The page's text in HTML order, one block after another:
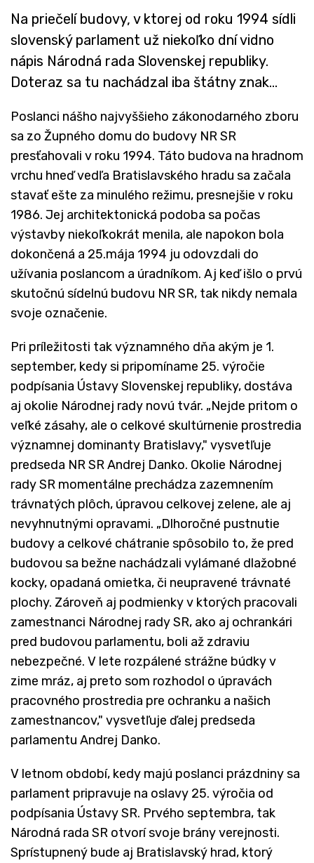
Na priečelí budovy, v ktorej od roku 1994 sídli
slovenský parlament už niekoľko dní vidno
nápis Národná rada Slovenskej republiky.
Doteraz sa tu nachádzal iba štátny znak...
Poslanci nášho najvyššieho zákonodarného zboru
sa zo Župného domu do budovy NR SR
presťahovali v roku 1994. Táto budova na hradnom
vrchu hneď vedľa Bratislavského hradu sa začala
stavať ešte za minulého režimu, presnejšie v roku
1986. Jej architektonická podoba sa počas
výstavby niekoľkokrát menila, ale napokon bola
dokončená a 25.mája 1994 ju odovzdali do
užívania poslancom a úradníkom. Aj keď išlo o prvú
skutočnú sídelnú budovu NR SR, tak nikdy nemala
svoje označenie.
Pri príležitosti tak významného dňa akým je 1.
september, kedy si pripomíname 25. výročie
podpísania Ústavy Slovenskej republiky, dostáva
aj okolie Národnej rady novú tvár. „Nejde pritom o
veľké zásahy, ale o celkové skultúrnenie prostredia
významnej dominanty Bratislavy," vysvetľuje
predseda NR SR Andrej Danko. Okolie Národnej
rady SR momentálne prechádza zazemnením
trávnatých plôch, úpravou celkovej zelene, ale aj
nevyhnutnými opravami. „Dlhoročné pustnutie
budovy a celkové chátranie spôsobilo to, že pred
budovou sa bežne nachádzali vylámané dlažobné
kocky, opadaná omietka, či neupravené trávnaté
plochy. Zároveň aj podmienky v ktorých pracovali
zamestnanci Národnej rady SR, ako aj ochrankári
pred budovou parlamentu, boli až zdraviu
nebezpečné. V lete rozpálené strážne búdky v
zime mráz, aj preto som rozhodol o úpravách
pracovného prostredia pre ochranku a našich
zamestnancov," vysvetľuje ďalej predseda
parlamentu Andrej Danko.
V letnom období, kedy majú poslanci prázdniny sa
parlament pripravuje na oslavy 25. výročia od
podpísania Ústavy SR. Prvého septembra, tak
Národná rada SR otvorí svoje brány verejnosti.
Sprístupnený bude aj Bratislavský hrad, ktorý